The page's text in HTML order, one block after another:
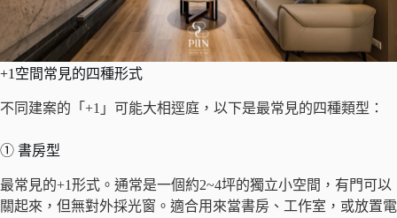
+1空間常見的四種形式
不同建案的「+1」可能大相逕庭，以下是最常見的四種類型：
① 書房型
最常見的+1形式。通常是一個約2~4坪的獨立小空間，有門可以
關起來，但無對外採光窗。適合用來當書房、工作室，或放置電